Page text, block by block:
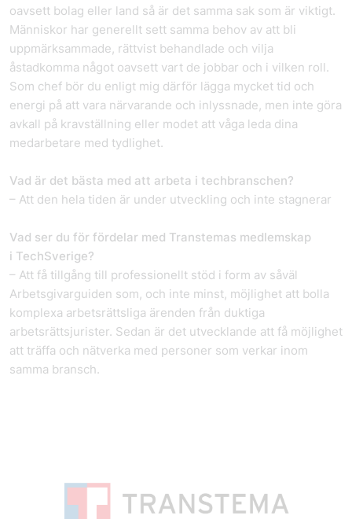
oavsett bolag eller land så är det samma sak som är viktigt.
Människor har generellt sett samma behov av att bli
uppmärksammade, rättvist behandlade och vilja
åstadkomma något oavsett vart de jobbar och i vilken roll.
Som chef bör du enligt mig därför lägga mycket tid och
energi på att vara närvarande och inlyssnade, men inte göra
avkall på kravställning eller modet att våga leda dina
medarbetare med tydlighet.
Vad är det bästa med att arbeta i techbranschen?
– Att den hela tiden är under utveckling och inte stagnerar
Vad ser du för fördelar med Transtemas medlemskap
i TechSverige?
– Att få tillgång till professionellt stöd i form av såväl
Arbetsgivarguiden som, och inte minst, möjlighet att bolla
komplexa arbetsrättsliga ärenden från duktiga
arbetsrättsjurister. Sedan är det utvecklande att få möjlighet
att träffa och nätverka med personer som verkar inom
samma bransch.